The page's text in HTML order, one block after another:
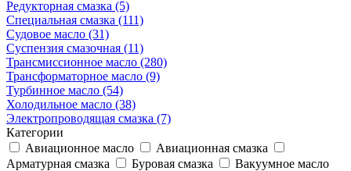
Редукторная смазка (5)
Специальная смазка (111)
Судовое масло (31)
Суспензия смазочная (11)
Трансмиссионное масло (280)
Трансформаторное масло (9)
Турбинное масло (54)
Холодильное масло (38)
Электропроводящая смазка (7)
Категории
Авиационное масло
Авиационная смазка
Арматурная смазка
Буровая смазка
Вакуумное масло